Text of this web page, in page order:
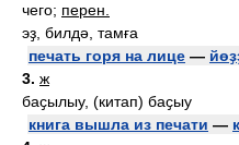
чего; перен.
эҙ, билдә, тамға
печать горя на лице —
3. ж
баҫылыу, (китап) баҫыу
книга вышла из печати —